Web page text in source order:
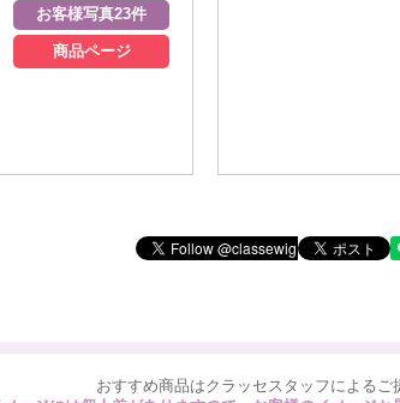
商品ページ
おすすめ商品はクラッセスタッフによるご